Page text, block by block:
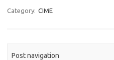
Category: CIME
Post navigation